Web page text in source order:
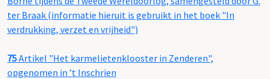
ter Braak (informatie hieruit is gebruikt in het boek "In
verdrukking, verzet en vrijheid")
75Artikel "Het karmelietenklooster in Zenderen",
opgenomen in ’t Inschrien